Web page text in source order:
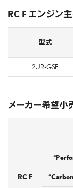
RC F エンジン
型式
2UR-GSE
メーカー希望小
RC F